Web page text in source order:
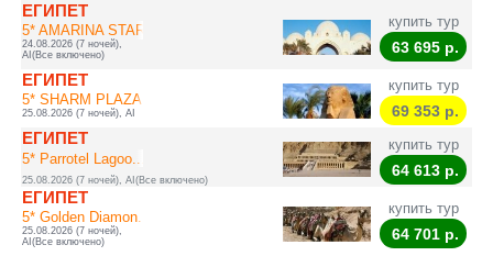
ЕГИПЕТ
5* AMARINA STAR R...
24.08.2026 (7 ночей),
AI(Все включено)
купить тур
63 695 р.
ЕГИПЕТ
5* SHARM PLAZA HO...
25.08.2026 (7 ночей), AI
купить тур
69 353 р.
ЕГИПЕТ
5* Parrotel Lagoo...
25.08.2026 (7 ночей), AI(Все включено)
купить тур
64 613 р.
ЕГИПЕТ
5* Golden Diamon...
25.08.2026 (7 ночей),
AI(Все включено)
купить тур
64 701 р.